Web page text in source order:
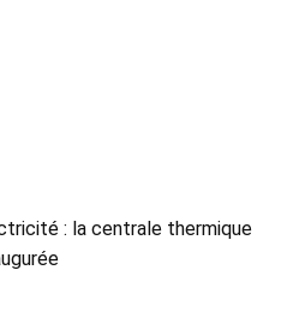
: la centrale thermique